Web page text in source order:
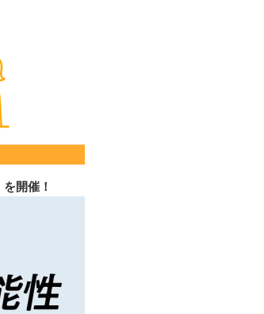
開催！